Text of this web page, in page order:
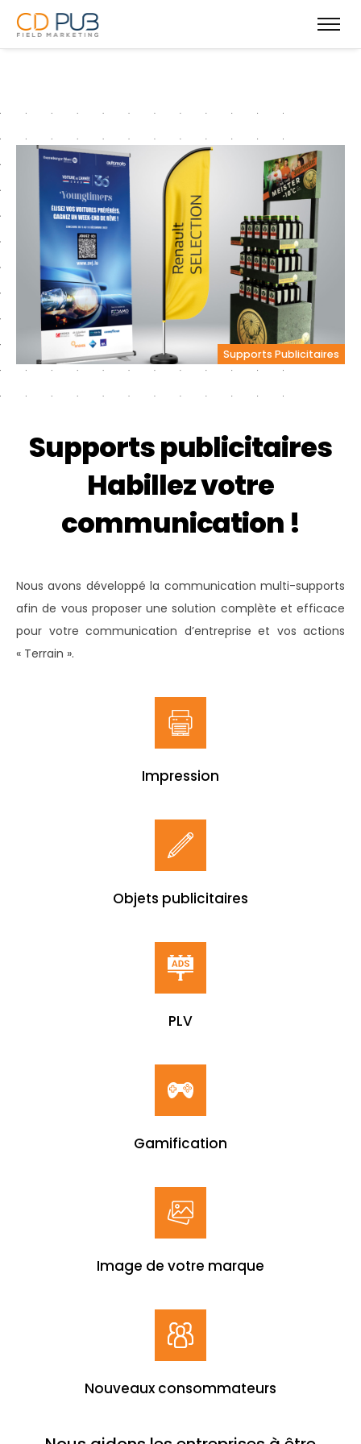
Supports Publicitaires
Supports publicitaires
Habillez votre
communication !
Nous avons développé la communication multi-supports
afin de vous proposer une solution complète et efficace
pour votre communication d’entreprise et vos actions
« Terrain ».
Impression
Objets publicitaires
PLV
Gamification
Image de votre marque
Nouveaux consommateurs